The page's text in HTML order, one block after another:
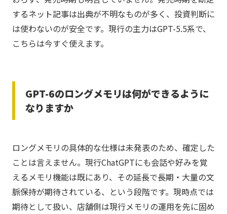
するネット記事は出典が不明なものが多く、投資判断に
は使わないのが安全です。現行の主力はGPT-5.5系で、
こちらは今すぐ使えます。
GPT-6のロングメモリは何ができるように
なりますか
ロングメモリの具体的な仕様は未発表のため、確定した
ことは言えません。現行ChatGPTにも会話や好みを覚
えるメモリ機能は既にあり、その延長で長期・大量の文
脈保持が期待されている、という段階です。現時点では
期待として扱い、店舗側は現行メモリの運用を先に固め